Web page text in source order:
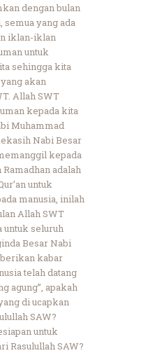
dengan bulan
semua yang ada
iklan-iklan
untuk
sehingga kita
akan
Allah SWT
kepada kita
Muhammad
Nabi Besar
kepada
adalah
untuk
manusia, inilah
Allah SWT
untuk seluruh
Besar Nabi
kabar
telah datang
agung”, apakah
di ucapkan
SAW?
untuk
Rasulullah SAW?